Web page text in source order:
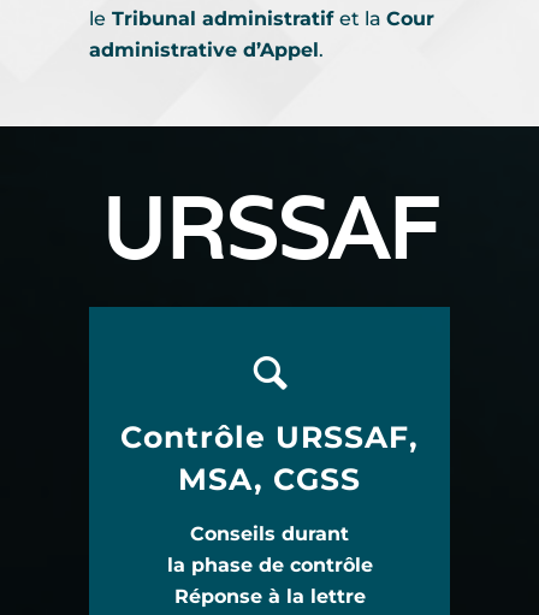
le Tribunal administratif et la Cour
administrative d’Appel.
URSSAF
Contrôle URSSAF,
MSA, CGSS
Conseils durant
la phase de contrôle
Réponse à la lettre